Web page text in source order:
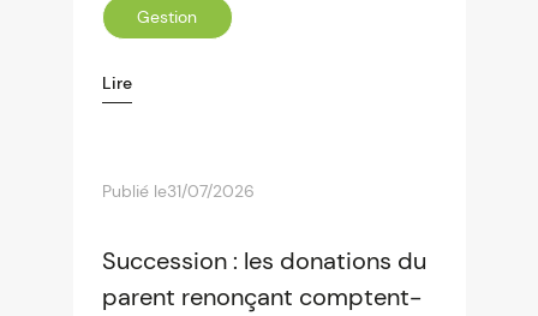
Gestion
Lire
Publié le31/07/2026
Succession : les donations du
parent renonçant comptent-